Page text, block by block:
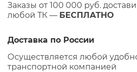
Заказы от 100 000 руб.
любой ТК — БЕСПЛАТНО
Доставка по России
Осуществляется любой
транспортной компанией